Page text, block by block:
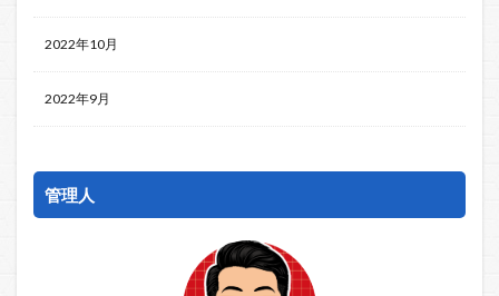
2022年10月
2022年9月
管理人